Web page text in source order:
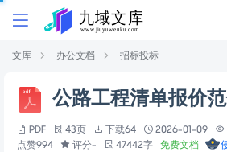
文库 办公文档 招标投标
公路工程清单报价
PDF 43页 下载64 2026-01-09
点赞994
评分- 47442字 免费文档